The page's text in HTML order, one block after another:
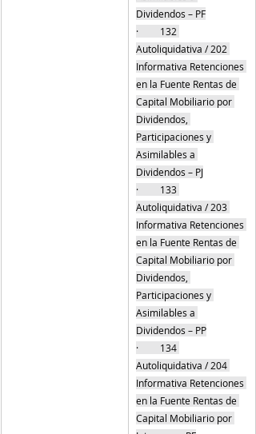
Dividendos – PF
·         132
Autoliquidativa / 202
Informativa Retenciones
en la Fuente Rentas de
Capital Mobiliario por
Dividendos,
Participaciones y
Asimilables a
Dividendos – PJ
·         133
Autoliquidativa / 203
Informativa Retenciones
en la Fuente Rentas de
Capital Mobiliario por
Dividendos,
Participaciones y
Asimilables a
Dividendos – PP
·         134
Autoliquidativa / 204
Informativa Retenciones
en la Fuente Rentas de
Capital Mobiliario por